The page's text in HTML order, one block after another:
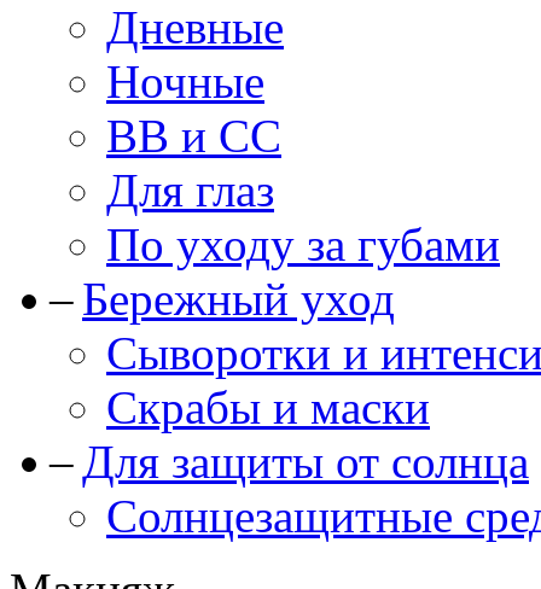
Дневные
Ночные
BB и CC
Для глаз
По уходу за губами
Бережный уход
Сыворотки и
Скрабы и маски
Для защиты от солнца
Солнцезащитные